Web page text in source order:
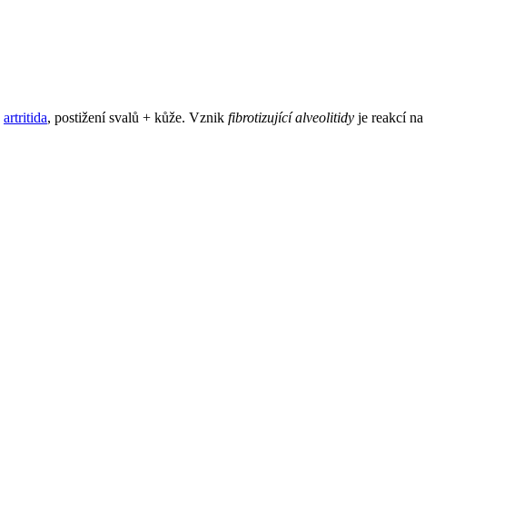
artritida, postižení svalů + kůže. Vznik fibrotizující alveolitidy je reakcí na